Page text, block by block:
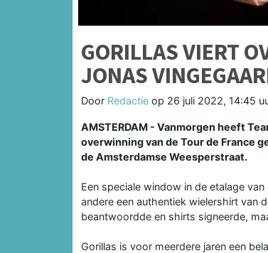
GORILLAS VIERT
JONAS
Door Redactie op 26 juli 2022, 14:45
AMSTERDAM - Vanmorgen heeft
overwinning van de Tour de France
de Amsterdamse Weesperstraat.
Een speciale window in de etalage
andere een authentiek wielershirt van
beantwoordde en shirts signeerde,
Gorillas is voor meerdere jaren een